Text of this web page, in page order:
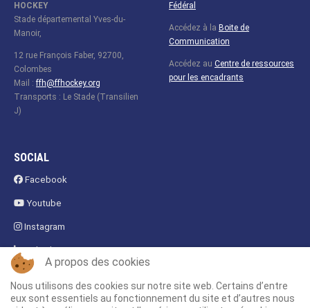
HOCKEY
Stade départemental Yves-du-
Manoir,
12 rue François Faber, 92700,
Colombes
Mail :ffh@ffhockey.org
Transports : Le Stade (Transilien
J)
Fédéral
Accédez à la Boite de
Communication
Accédez au Centre de ressources
pour les encadrants
SOCIAL
Facebook
Youtube
Instagram
Linkedin
Fanzone
A propos des cookies
Nous utilisons des cookies sur notre site web. Certains d’entre
eux sont essentiels au fonctionnement du site et d’autres nous